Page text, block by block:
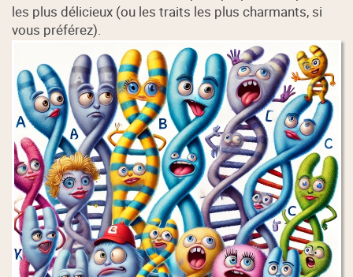
les plus délicieux (ou les traits les plus charmants, si
vous préférez).